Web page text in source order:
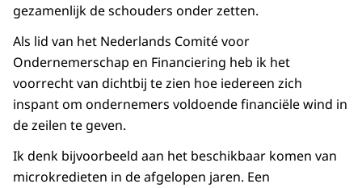
gezamenlijk de schouders onder zetten.
Als lid van het Nederlands Comité voor
Ondernemerschap en Financiering heb ik het
voorrecht van dichtbij te zien hoe iedereen zich
inspant om ondernemers voldoende financiële wind in
de zeilen te geven.
Ik denk bijvoorbeeld aan het beschikbaar komen van
microkredieten in de afgelopen jaren. Een